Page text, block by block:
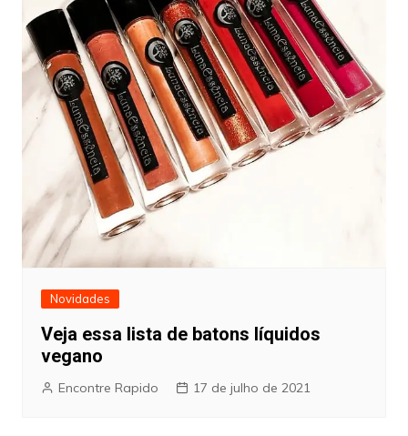
Novidades
Veja essa lista de batons líquidos
vegano
Encontre Rapido 17 de julho de 2021